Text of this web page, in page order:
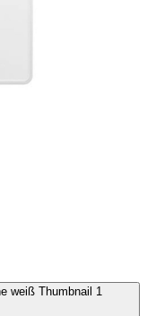
Fidlock Hermetische Medi-Trockentasche weiß Thumbnail 1